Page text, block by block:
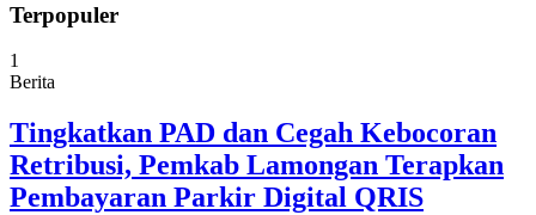
Terpopuler
1
Berita
Tingkatkan PAD dan Cegah Kebocoran
Retribusi, Pemkab Lamongan Terapkan
Pembayaran Parkir Digital QRIS